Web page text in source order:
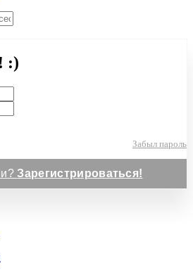
:)
Забыл пароль
Зарегистрироваться!